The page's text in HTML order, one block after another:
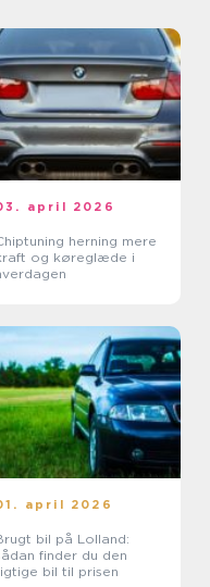
april 2026
herning mere
og køreglæde i
april 2026
bil på Lolland:
finder du den
bil til prisen